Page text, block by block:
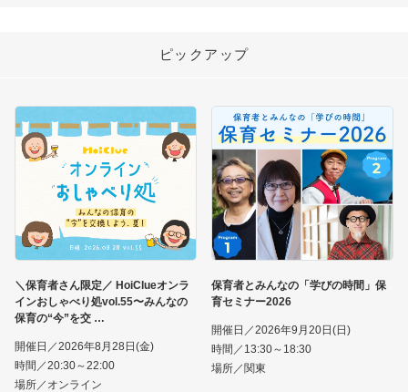
ピックアップ
＼保育者さん限定／ HoiClueオンラ
インおしゃべり処vol.55〜みんなの
保育の“今”を交
開催日／2026年8月28日(金)
時間／20:30～22:00
場所／オンライン
保育者とみんなの「学びの時間」保
育セミナー2026
開催日／2026年9月20日(日)
時間／13:30～18:30
場所／関東